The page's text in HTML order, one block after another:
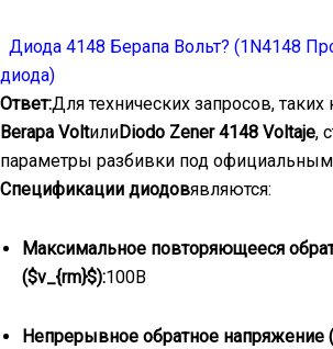
Диода 4148 Берапа Вольт? (1N4148
диода)
Ответ:Для технических запросов, таких
Berapa VoltилиDiodo Zener 4148 Voltaje,
параметры разбивки под
Спецификации диодовявляются:
Максимальное повторяющееся
($v_{rm}$):100В
Непрерывное обратное напряжение (